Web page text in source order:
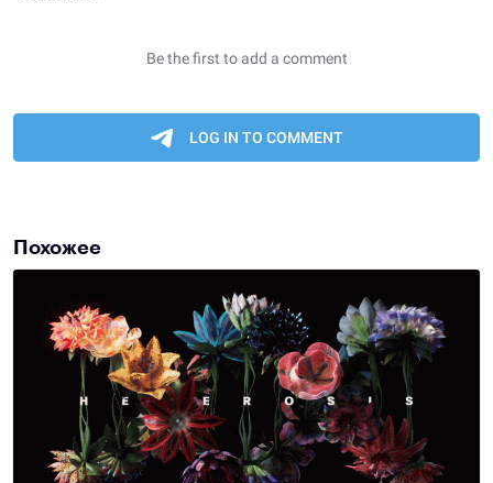
Похожее